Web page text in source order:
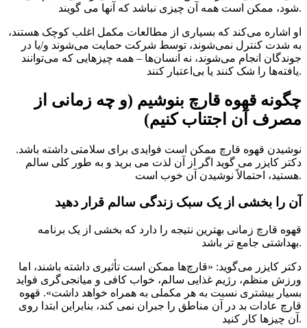
شود، ممکن است همه آن چیزی نباشد که آنها می گویند.
او اشاره می‌کند که بسیاری از مطالعات مکمل اغلب کوچک هستند،
به شدت کنترل نمی‌شوند، توسط شرکت حمایت می‌شوند و/یا در
جوندگان انجام می‌شوند، نه انسان‌ها – همه چیزهایی که می‌توانند
یافته‌ها را شک کنند یا بی‌اعتبار کنند.
چگونه قهوه قارچ بنوشیم (و چه زمانی از
مصرف آن اجتناب کنیم)
نوشیدن قهوه قارچ ممکن است فوایدی برای سلامتی داشته باشد.
دکتر کایزر می گوید اگر از آن لذت می برید و به طور کلی سالم
هستید، احتمالاً نوشیدن آن خوب است.
آن را بخشی از یک سبک زندگی سالم قرار دهید
قهوه قارچ زمانی بهترین نتیجه را دارد که بخشی از یک برنامه
بهداشتی جامع تر باشد.
دکتر کایزر می‌گوید: «قارچ‌ها ممکن است تأثیری داشته باشند، اما
ورزش منظم، رژیم غذایی سالم، خواب کافی و میانجی‌گری فواید
بسیار بیشتری نسبت به هر مکملی به همراه خواهد داشت». قهوه
قارچ عادات بد در آن مناطق را جبران نمی کند، بنابراین ابتدا روی
آن چیزها کار کنید.